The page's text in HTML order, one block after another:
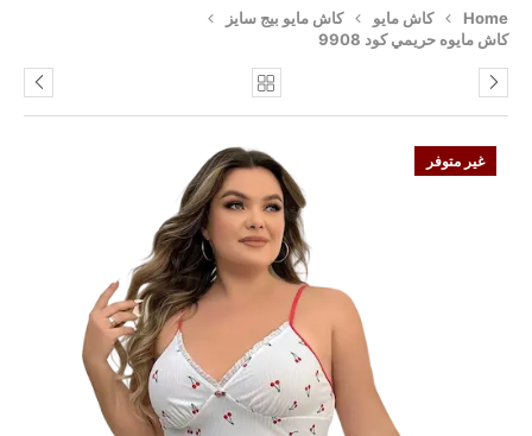
Home كاش مايو
كاش مايو بيج سايز
كاش مايوه حريمي كود 9908
غير متوفر